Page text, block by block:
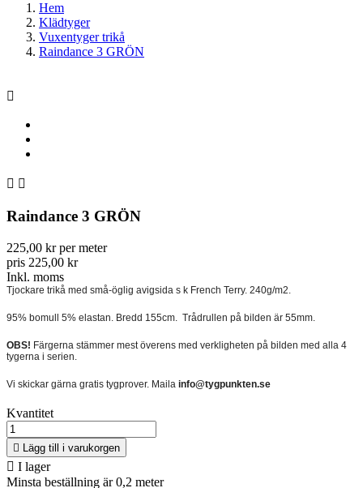
Hem
Klädtyger
Vuxentyger trikå
Raindance 3 GRÖN

 
Raindance 3 GRÖN
225,00 kr per meter
pris 225,00 kr
Inkl. moms
Tjockare trikå med små-öglig avigsida s k French Terry. 240g/m2.
95% bomull 5% elastan. Bredd 155cm. Trådrullen på bilden är 55mm.
OBS! Färgerna stämmer mest överens med verkligheten på bilden med alla 4
tygerna i serien.
Vi skickar gärna gratis tygprover. Maila info@tygpunkten.se
Kvantitet
 Lägg till i varukorgen
 I lager
Minsta beställning är 0,2 meter